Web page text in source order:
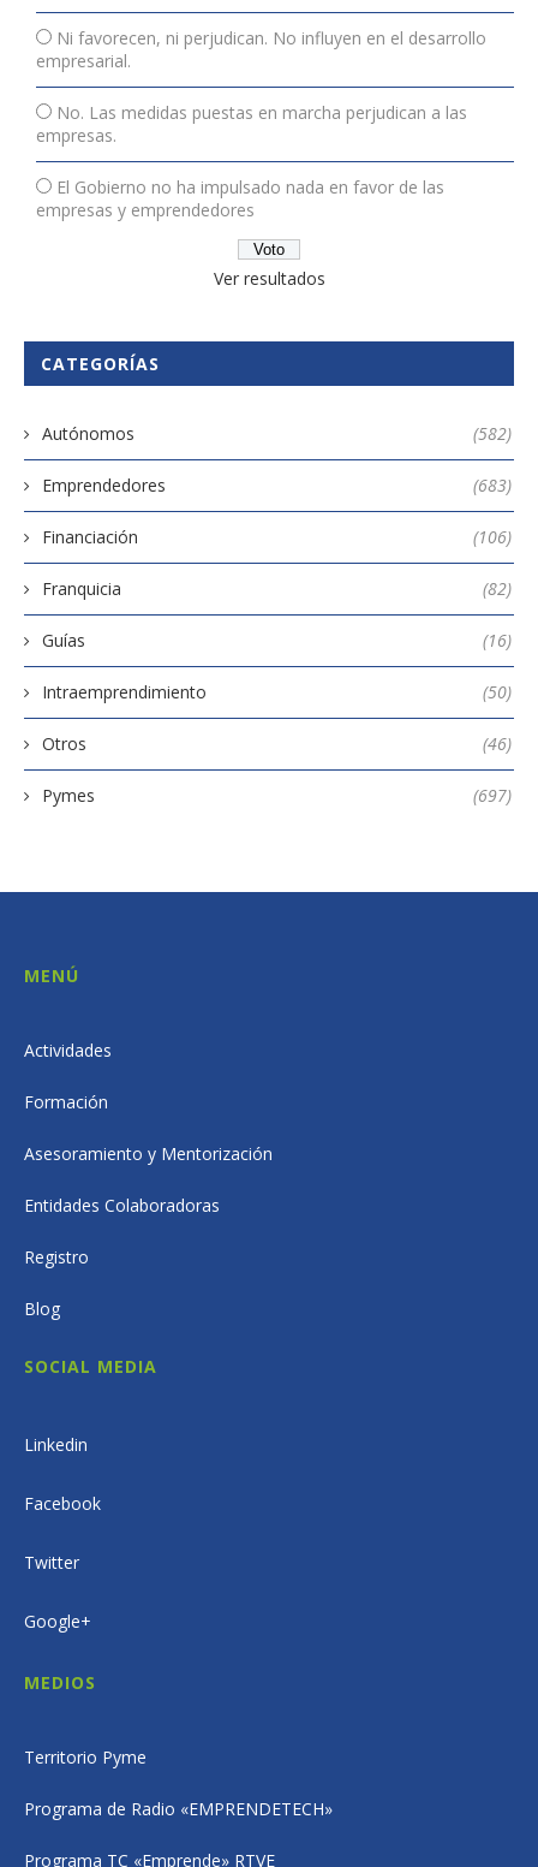
Ni favorecen, ni perjudican. No influyen en el desarrollo
empresarial.
No. Las medidas puestas en marcha perjudican a las
empresas.
El Gobierno no ha impulsado nada en favor de las
empresas y emprendedores
Ver resultados
CATEGORÍAS
Autónomos (582)
Emprendedores (683)
Financiación (106)
Franquicia (82)
Guías (16)
Intraemprendimiento (50)
Otros (46)
Pymes (697)
MENÚ
Actividades
Formación
Asesoramiento y Mentorización
Entidades Colaboradoras
Registro
Blog
SOCIAL MEDIA
Linkedin
Facebook
Twitter
Google+
MEDIOS
Territorio Pyme
Programa de Radio «EMPRENDETECH»
Programa TC «Emprende» RTVE